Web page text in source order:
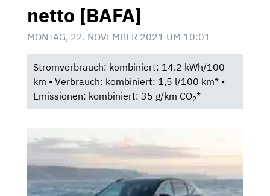
netto [BAFA]
MONTAG, 22. NOVEMBER 2021 UM 10:01
Stromverbrauch: kombiniert: 14.2 kWh/100
km • Verbrauch: kombiniert: 1,5 l/100 km* •
Emissionen: kombiniert: 35 g/km CO2*